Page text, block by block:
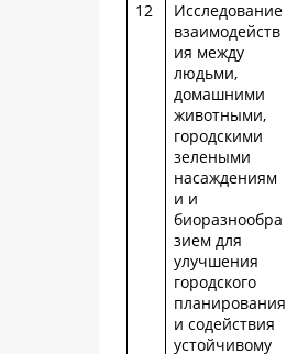
12
Исследование
взаимодейств
ия между
людьми,
домашними
животными,
городскими
зелеными
насаждениям
и и
биоразнообра
зием для
улучшения
городского
планирования
и содействия
устойчивому